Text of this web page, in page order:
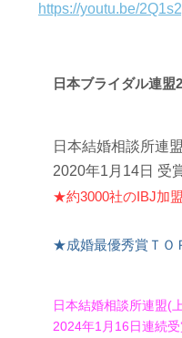
https://youtu.be/
日本ブライダル連盟
日本結婚相談所連
2020年1月14日 受
★約3000社のIBJ加
★成婚最優秀賞ＴＯ
日本結婚相談所連盟(
2024年1月16日連続